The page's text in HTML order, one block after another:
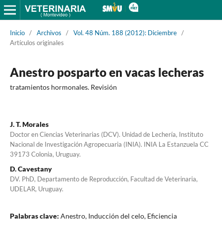
Inicio / Archivos / Vol. 48 Núm. 188 (2012): Diciembre /
Artículos originales
Anestro posparto en vacas lecheras
tratamientos hormonales. Revisión
J. T. Morales
Doctor en Ciencias Veterinarias (DCV). Unidad de Lechería, Instituto
Nacional de Investigación Agropecuaria (INIA). INIA La Estanzuela CC
39173 Colonia, Uruguay.
D. Cavestany
DV. PhD, Departamento de Reproducción, Facultad de Veterinaria,
UDELAR, Uruguay.
Palabras clave: Anestro, Inducción del celo, Eficiencia